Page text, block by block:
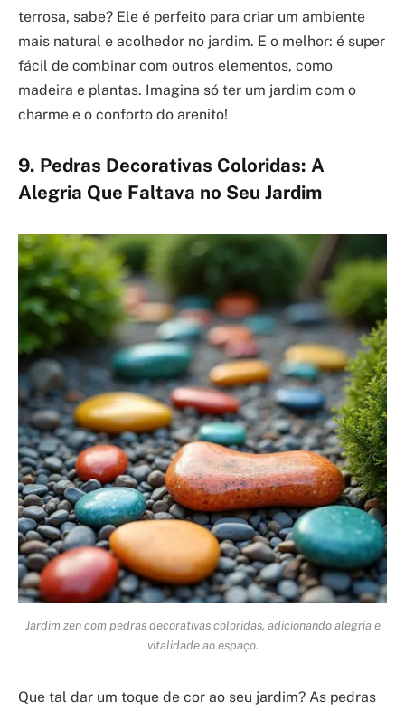
terrosa, sabe? Ele é perfeito para criar um ambiente
mais natural e acolhedor no jardim. E o melhor: é super
fácil de combinar com outros elementos, como
madeira e plantas. Imagina só ter um jardim com o
charme e o conforto do arenito!
9. Pedras Decorativas Coloridas: A
Alegria Que Faltava no Seu Jardim
Jardim zen com pedras decorativas coloridas, adicionando alegria e
vitalidade ao espaço.
Que tal dar um toque de cor ao seu jardim? As pedras